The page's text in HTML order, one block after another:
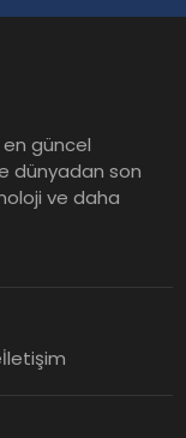
en güncel
dünyadan son
ve daha
İletişim